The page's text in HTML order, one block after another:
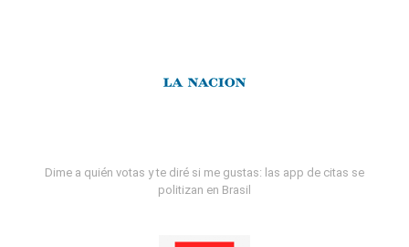
Dime a quién votas y te diré si me gustas: las app de citas se
politizan en Brasil